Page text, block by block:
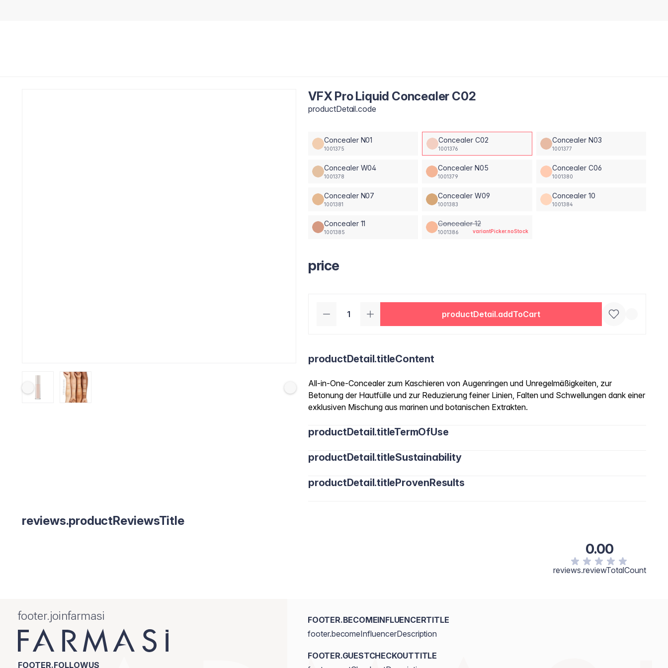
VFX Pro Liquid Concealer C02
productDetail.code
Concealer N01
1001375
Concealer C02
1001376
Concealer N03
1001377
Concealer W04
1001378
Concealer N05
1001379
Concealer C06
1001380
Concealer N07
1001381
Concealer W09
1001383
Concealer 10
1001384
Concealer 11
1001385
Concealer 12
1001386 variantPicker.noStock
price
productDetail.addToCart
productDetail.titleContent
All-in-One-Concealer zum Kaschieren von Augenringen und Unregelmäßigkeiten, zur
Betonung der Hautfülle und zur Reduzierung feiner Linien, Falten und Schwellungen dank einer
exklusiven Mischung aus marinen und botanischen Extrakten.
productDetail.titleTermOfUse
productDetail.titleSustainability
productDetail.titleProvenResults
reviews.productReviewsTitle
0.00
reviews.reviewTotalCount
footer.joinfarmasi
FOOTER.FOLLOWUS
FOOTER.BECOMEINFLUENCERTITLE
footer.becomeInfluencerDescription
FOOTER.GUESTCHECKOUTTITLE